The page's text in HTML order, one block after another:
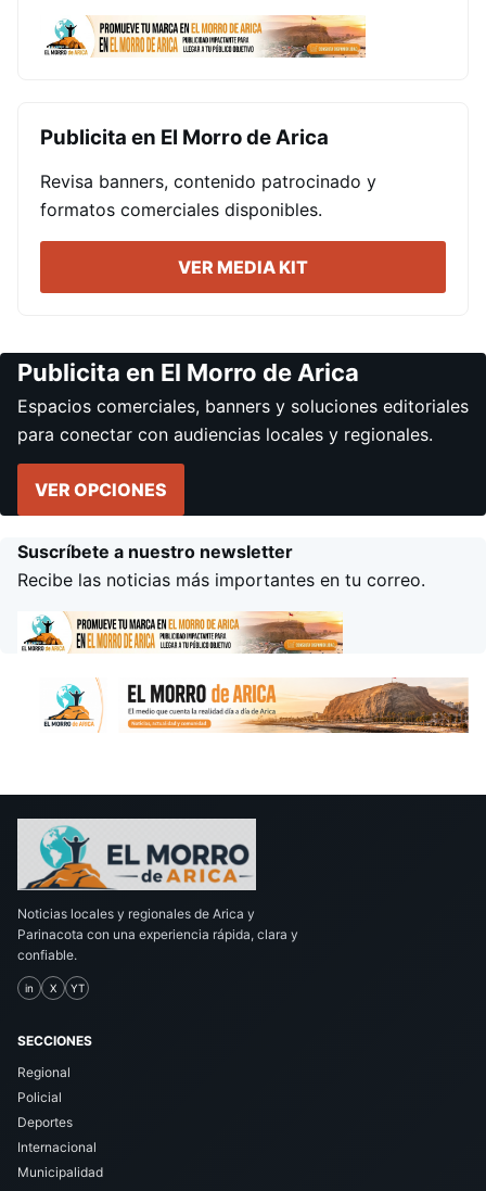
Publicita en El Morro de Arica
Revisa banners, contenido patrocinado y
formatos comerciales disponibles.
VER MEDIA KIT
Publicita en El Morro de Arica
Espacios comerciales, banners y soluciones editoriales
para conectar con audiencias locales y regionales.
VER OPCIONES
Suscríbete a nuestro newsletter
Recibe las noticias más importantes en tu correo.
Noticias locales y regionales de Arica y
Parinacota con una experiencia rápida, clara y
confiable.
in X YT
SECCIONES
Regional
Policial
Deportes
Internacional
Municipalidad